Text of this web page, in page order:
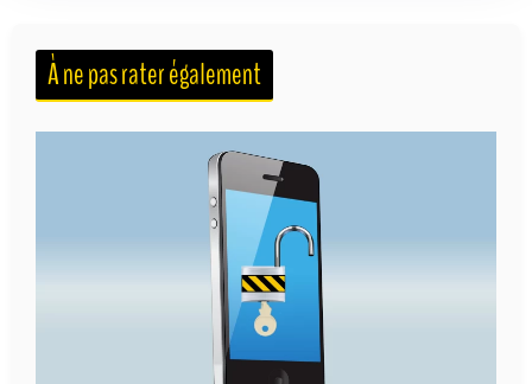
À ne pas rater également